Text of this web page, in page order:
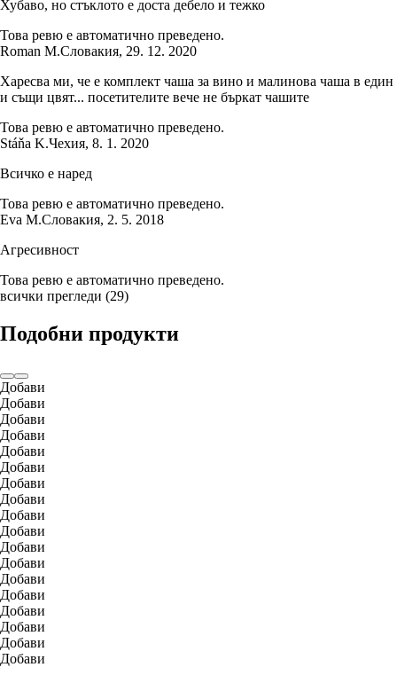
Хубаво, но стъклото е доста дебело и тежко
Това ревю е автоматично преведено.
Roman M.Словакия, 29. 12. 2020
Харесва ми, че е комплект чаша за вино и малинова чаша в един
и същи цвят... посетителите вече не бъркат чашите
Това ревю е автоматично преведено.
Stáňa K.Чехия, 8. 1. 2020
Всичко е наред
Това ревю е автоматично преведено.
Eva M.Словакия, 2. 5. 2018
Агресивност
Това ревю е автоматично преведено.
всички прегледи (29)
Подобни продукти
Добави
Добави
Добави
Добави
Добави
Добави
Добави
Добави
Добави
Добави
Добави
Добави
Добави
Добави
Добави
Добави
Добави
Добави